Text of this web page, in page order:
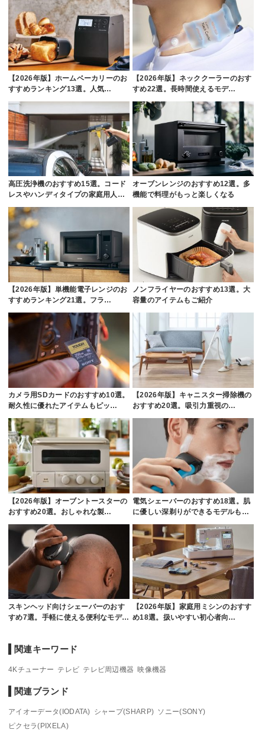
【2026年版】ホームベーカリーのお
すすめランキング13選。人気…
【2026年版】ネッククーラーのおす
すめ22選。長時間使えるモデ…
高圧洗浄機のおすすめ15選。コード
レスやハンディタイプの家庭用人…
オーブンレンジのおすすめ12選。多
機能で料理がもっと楽しくなる
【2026年版】単機能電子レンジのお
すすめランキング21選。フラ…
ノンフライヤーのおすすめ13選。大
容量のアイテムもご紹介
カメラ用SDカードのおすすめ10選。
耐久性に優れたアイテムもピッ…
【2026年版】キャニスター掃除機の
おすすめ20選。吸引力重視の…
【2026年版】オーブントースターの
おすすめ20選。おしゃれな製…
電気シェーバーのおすすめ18選。肌
に優しい深剃りができるモデルも…
スキンヘッド向けシェーバーのおす
すめ7選。手軽に使える便利なモデ…
【2026年版】家庭用ミシンのおすす
め18選。扱いやすい初心者向…
関連キーワード
4Kチューナー テレビ テレビ周辺機器 映像機器
関連ブランド
アイオーデータ(IODATA) シャープ(SHARP) ソニー(SONY)
ピクセラ(PIXELA)